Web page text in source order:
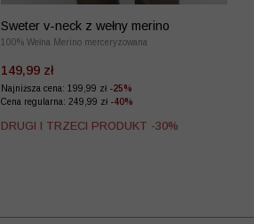
Sweter v-neck z wełny merino
100% Wełna Merino merceryzowana
149,99 zł
Najniższa cena: 199,99 zł -25%
Cena regularna: 249,99 zł -40%
DRUGI I TRZECI PRODUKT -30%